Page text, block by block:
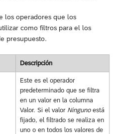
los operadores que los
como filtros para el los
presupuesto.
Descripción
Este es el operador
predeterminado que se filtra
en un valor en la columna
Valor. Si el valor Ningunoestá
fijado, el filtrado se realiza en
uno o en todos los valores de